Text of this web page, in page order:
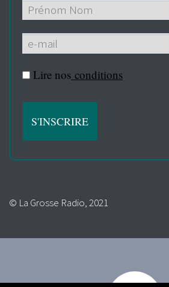
Lire nos conditions
© La Grosse Radio, 2021